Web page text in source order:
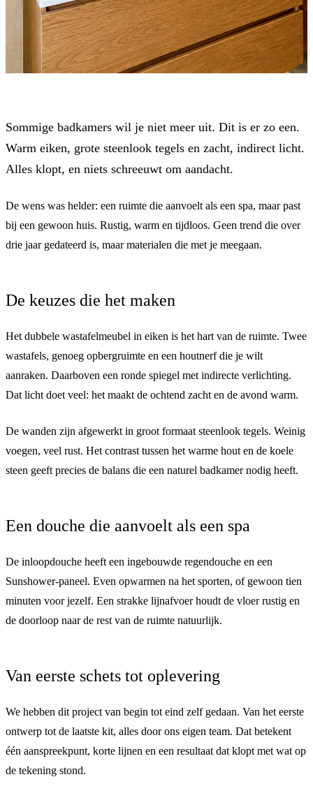
Sommige badkamers wil je niet meer uit. Dit is er zo een.
Warm eiken, grote steenlook tegels en zacht, indirect licht.
Alles klopt, en niets schreeuwt om aandacht.
De wens was helder: een ruimte die aanvoelt als een spa, maar past
bij een gewoon huis. Rustig, warm en tijdloos. Geen trend die over
drie jaar gedateerd is, maar materialen die met je meegaan.
De keuzes die het maken
Het dubbele wastafelmeubel in eiken is het hart van de ruimte. Twee
wastafels, genoeg opbergruimte en een houtnerf die je wilt
aanraken. Daarboven een ronde spiegel met indirecte verlichting.
Dat licht doet veel: het maakt de ochtend zacht en de avond warm.
De wanden zijn afgewerkt in groot formaat steenlook tegels. Weinig
voegen, veel rust. Het contrast tussen het warme hout en de koele
steen geeft precies de balans die een naturel badkamer nodig heeft.
Een douche die aanvoelt als een spa
De inloopdouche heeft een ingebouwde regendouche en een
Sunshower-paneel. Even opwarmen na het sporten, of gewoon tien
minuten voor jezelf. Een strakke lijnafvoer houdt de vloer rustig en
de doorloop naar de rest van de ruimte natuurlijk.
Van eerste schets tot oplevering
We hebben dit project van begin tot eind zelf gedaan. Van het eerste
ontwerp tot de laatste kit, alles door ons eigen team. Dat betekent
één aanspreekpunt, korte lijnen en een resultaat dat klopt met wat op
de tekening stond.